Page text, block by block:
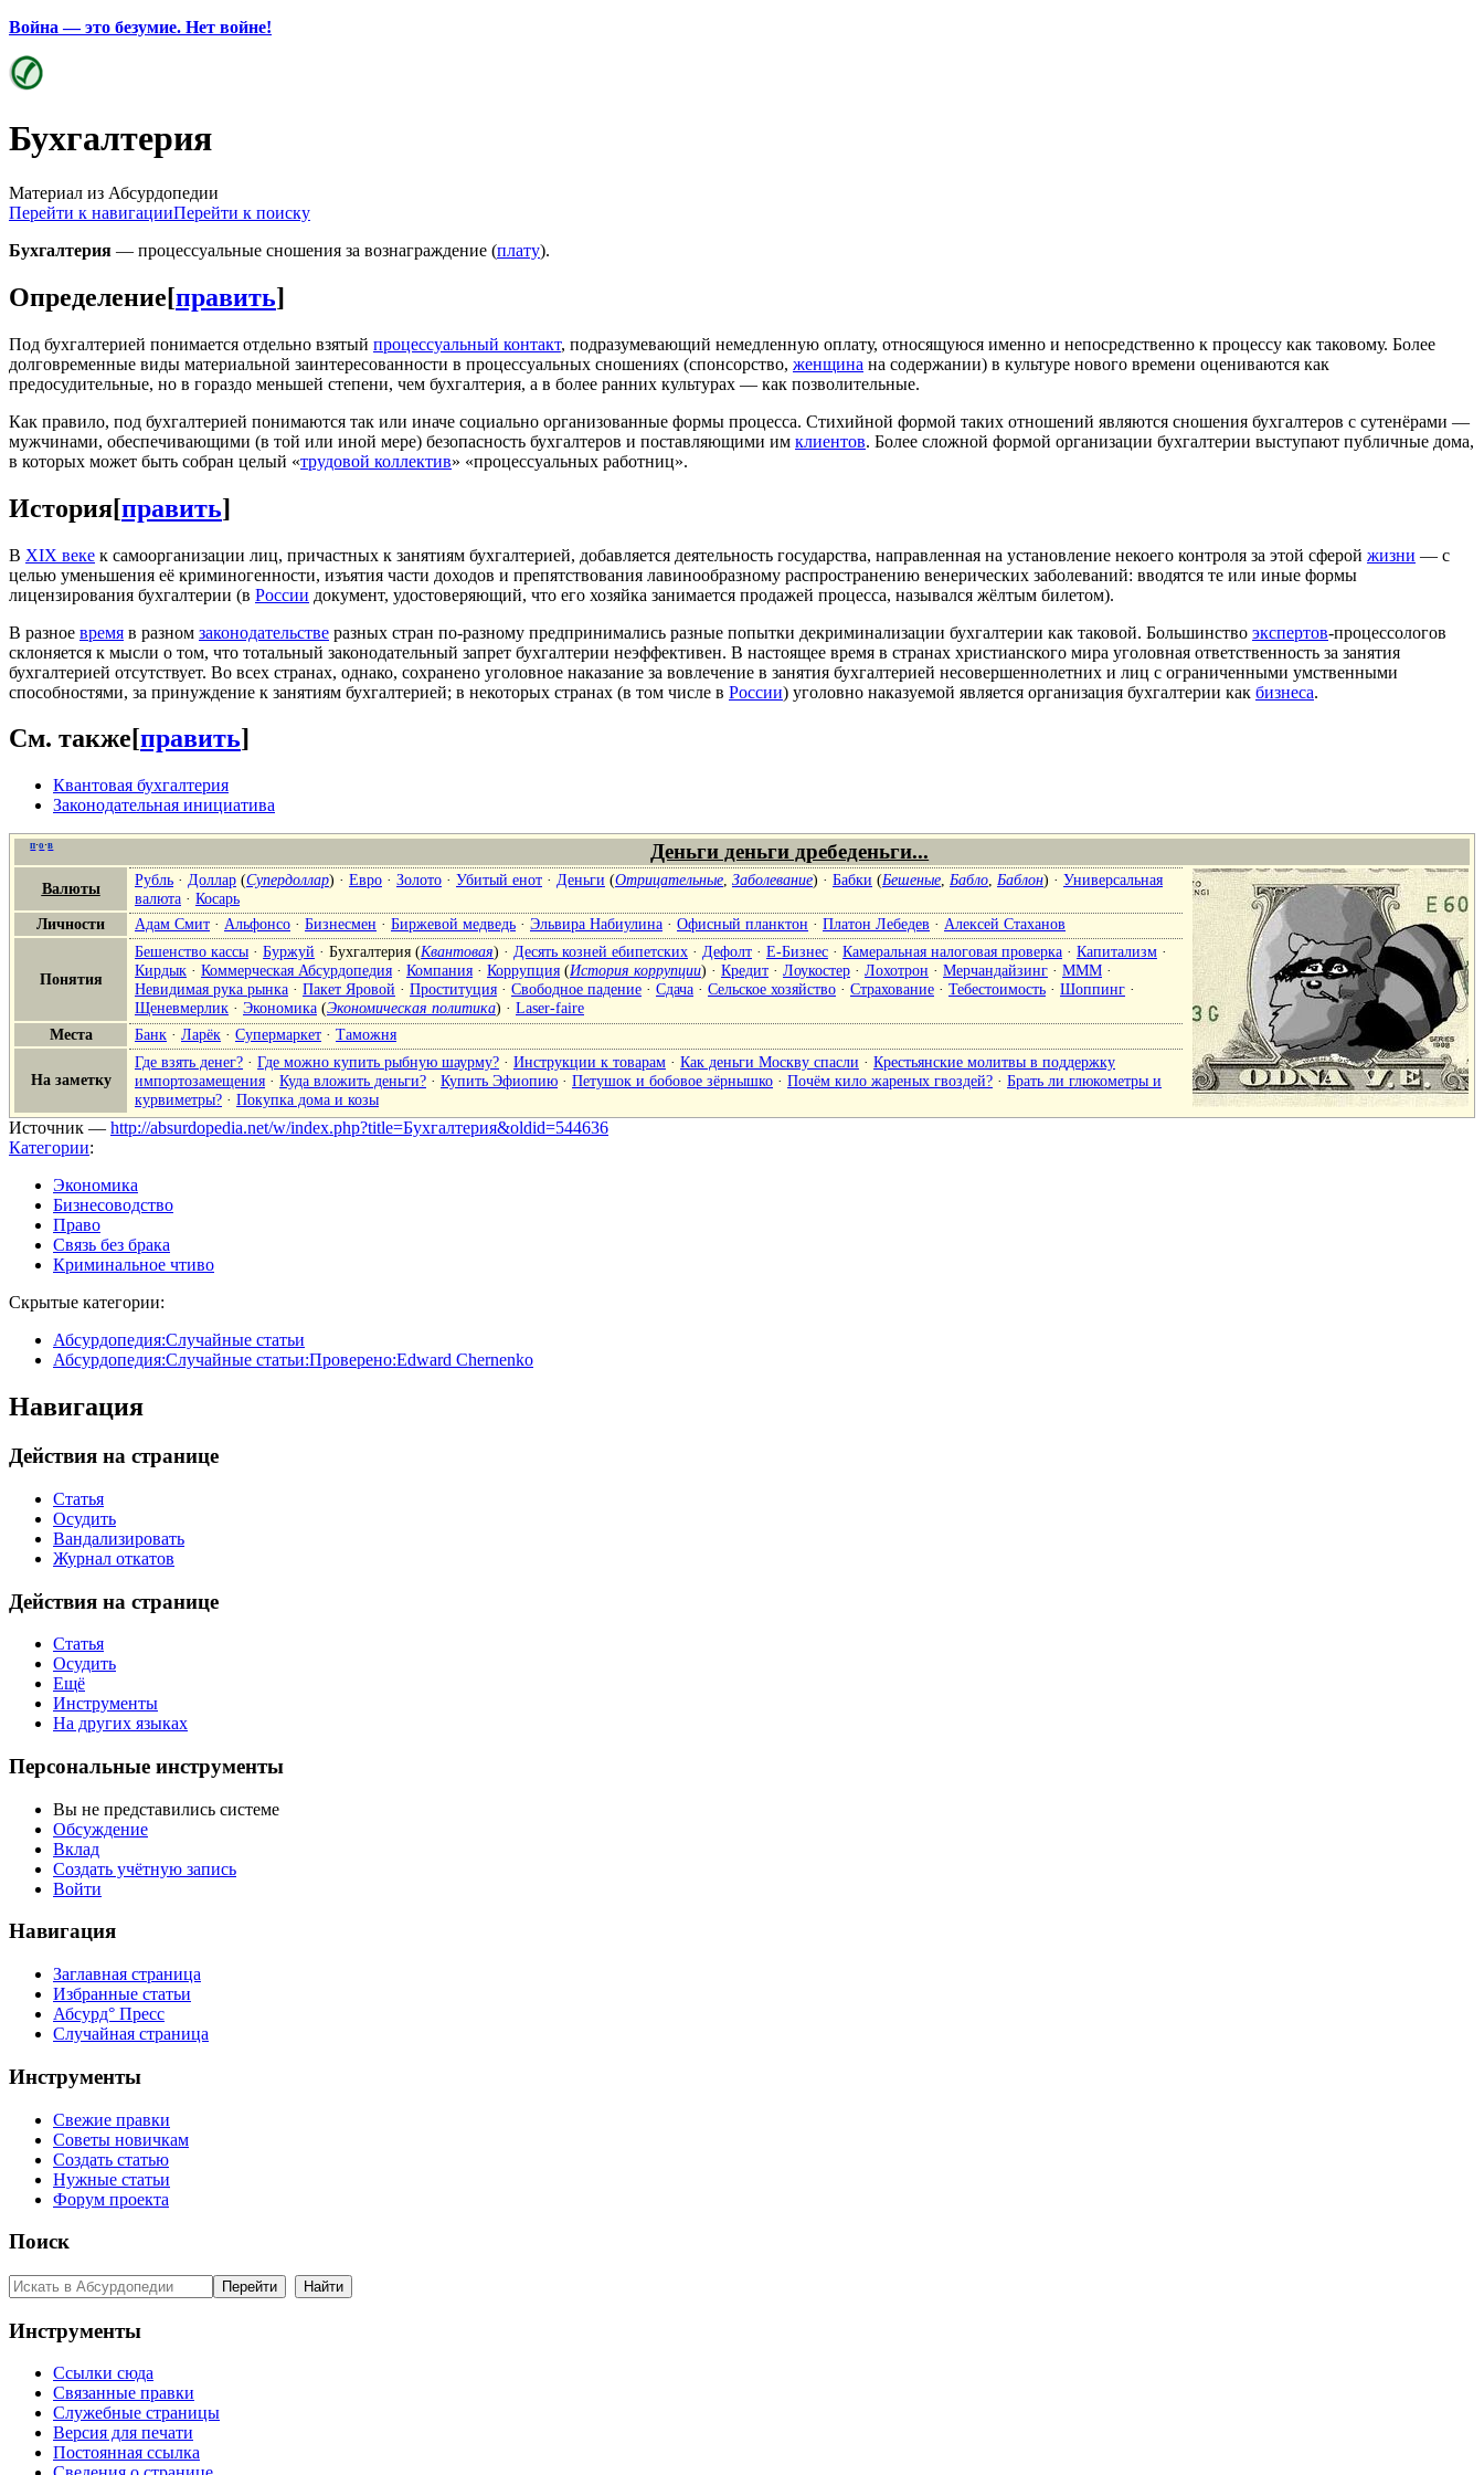
Война — это безумие. Нет войне!
Бухгалтерия
Материал из Абсурдопедии
Перейти к навигацииПерейти к поиску
Бухгалтерия — процессуальные сношения за вознаграждение (плату).
Определение[править]
Под бухгалтерией понимается отдельно взятый процессуальный контакт, подразумевающий немедленную оплату, относящуюся именно и непосредственно к процессу как таковому. Более
долговременные виды материальной заинтересованности в процессуальных сношениях (спонсорство, женщина на содержании) в культуре нового времени оцениваются как
предосудительные, но в гораздо меньшей степени, чем бухгалтерия, а в более ранних культурах — как позволительные.
Как правило, под бухгалтерией понимаются так или иначе социально организованные формы процесса. Стихийной формой таких отношений являются сношения бухгалтеров с сутенёрами —
мужчинами, обеспечивающими (в той или иной мере) безопасность бухгалтеров и поставляющими им клиентов. Более сложной формой организации бухгалтерии выступают публичные дома,
в которых может быть собран целый «трудовой коллектив» «процессуальных работниц».
История[править]
В XIX веке к самоорганизации лиц, причастных к занятиям бухгалтерией, добавляется деятельность государства, направленная на установление некоего контроля за этой сферой жизни — с
целью уменьшения её криминогенности, изъятия части доходов и препятствования лавинообразному распространению венерических заболеваний: вводятся те или иные формы
лицензирования бухгалтерии (в России документ, удостоверяющий, что его хозяйка занимается продажей процесса, назывался жёлтым билетом).
В разное время в разном законодательстве разных стран по-разному предпринимались разные попытки декриминализации бухгалтерии как таковой. Большинство экспертов-процессологов
склоняется к мысли о том, что тотальный законодательный запрет бухгалтерии неэффективен. В настоящее время в странах христианского мира уголовная ответственность за занятия
бухгалтерией отсутствует. Во всех странах, однако, сохранено уголовное наказание за вовлечение в занятия бухгалтерией несовершеннолетних и лиц с ограниченными умственными
способностями, за принуждение к занятиям бухгалтерией; в некоторых странах (в том числе в России) уголовно наказуемой является организация бухгалтерии как бизнеса.
См. также[править]
Квантовая бухгалтерия
Законодательная инициатива
п·о·в Деньги деньги дребеденьги...
Валюты Рубль · Доллар (Супердоллар) · Евро · Золото · Убитый енот · Деньги (Отрицательные, Заболевание) · Бабки (Бешеные, Бабло, Баблон) · Универсальная
валюта · Косарь
Личности
Адам Смит · Альфонсо · Бизнесмен · Биржевой медведь · Эльвира Набиулина · Офисный планктон · Платон Лебедев · Алексей Стаханов
Понятия
Бешенство кассы · Буржуй · Бухгалтерия (Квантовая) · Десять козней ебипетских · Дефолт · Е-Бизнес · Камеральная налоговая проверка · Капитализм ·
Кирдык · Коммерческая Абсурдопедия · Компания · Коррупция (История коррупции) · Кредит · Лоукостер · Лохотрон · Мерчандайзинг · МММ ·
Невидимая рука рынка · Пакет Яровой · Проституция · Свободное падение · Сдача · Сельское хозяйство · Страхование · Тебестоимость · Шоппинг ·
Щеневмерлик · Экономика (Экономическая политика) · Laser-faire
Места
Банк · Ларёк · Супермаркет · Таможня
На заметку
Где взять денег? · Где можно купить рыбную шаурму? · Инструкции к товарам · Как деньги Москву спасли · Крестьянские молитвы в поддержку
импортозамещения · Куда вложить деньги? · Купить Эфиопию · Петушок и бобовое зёрнышко · Почём кило жареных гвоздей? · Брать ли глюкометры и
курвиметры? · Покупка дома и козы
Источник — http://absurdopedia.net/w/index.php?title=Бухгалтерия&oldid=544636
Категории:
Экономика
Бизнесоводство
Право
Связь без брака
Криминальное чтиво
Скрытые категории:
Абсурдопедия:Случайные статьи
Абсурдопедия:Случайные статьи:Проверено:Edward Chernenko
Навигация
Действия на странице
Статья
Осудить
Вандализировать
Журнал откатов
Действия на странице
Статья
Осудить
Ещё
Инструменты
На других языках
Персональные инструменты
Вы не представились системе
Обсуждение
Вклад
Создать учётную запись
Войти
Навигация
Заглавная страница
Избранные статьи
Абсурд° Пресс
Случайная страница
Инструменты
Свежие правки
Советы новичкам
Создать статью
Нужные статьи
Форум проекта
Поиск
Инструменты
Ссылки сюда
Связанные правки
Служебные страницы
Версия для печати
Постоянная ссылка